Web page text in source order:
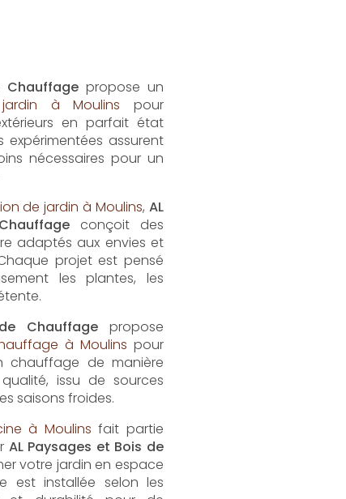
Chauffagepropose un
à Moulinspour
en parfait état
expérimentées assurent
nécessaires pour un
de jardin à Moulins,AL
conçoit des
adaptés aux envies et
projet est pensé
les plantes, les